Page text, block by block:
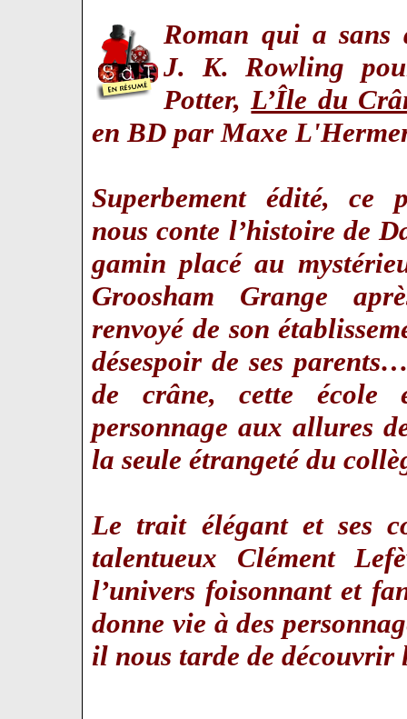
Roman qui a sans
J. K. Rowling
Potter,L’Île du
en BD par Maxe
Superbement édité, ce
nous conte l’histoire de
gamin placé au
Groosham Grange
renvoyé de son
désespoir de ses
de crâne, cette école
personnage aux allures
la seule étrangeté du
Le trait élégant et ses
talentueux Clément
l’univers foisonnant et
donne vie à des
il nous tarde de